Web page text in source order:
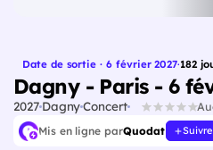
Date de sortie · 6 février 2027·182
Dagny - Paris - 6
2027DagnyConcert
Mis en ligne parQuodat Suivre